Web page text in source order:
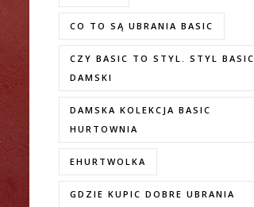
CO TO SĄ UBRANIA BASIC
CZY BASIC TO STYL. STYL BASIC
DAMSKI
DAMSKA KOLEKCJA BASIC
HURTOWNIA
EHURTWOLKA
GDZIE KUPIC DOBRE UBRANIA